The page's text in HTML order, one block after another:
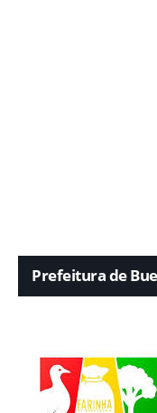
Prefeitura de